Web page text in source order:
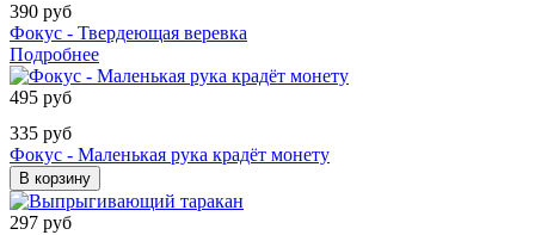
390 руб
Фокус - Твердеющая веревка
Подробнее
495 руб
335 руб
Фокус - Маленькая рука крадёт монету
В корзину
297 руб